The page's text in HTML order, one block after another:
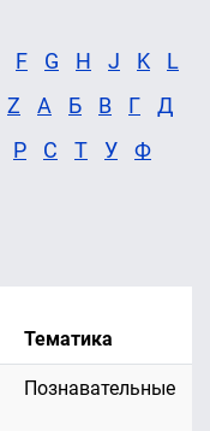
F G H J K
L
Z А Б В Г
Д
Р С Т У
Ф
Тематика
Познавательные